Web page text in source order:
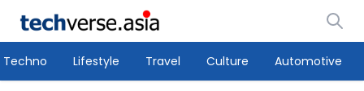
Techno Lifestyle Travel Culture Automotive